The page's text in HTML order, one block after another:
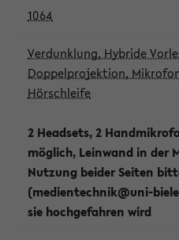
1064
Verdunklung, Hybride
Doppelprojektion,
Hörschleife
2 Headsets, 2
möglich, Leinwand in der
Nutzung beider Seiten
(medientechnik@uni-
sie hochgefahren wird